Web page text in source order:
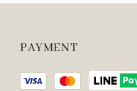
PAYMENT